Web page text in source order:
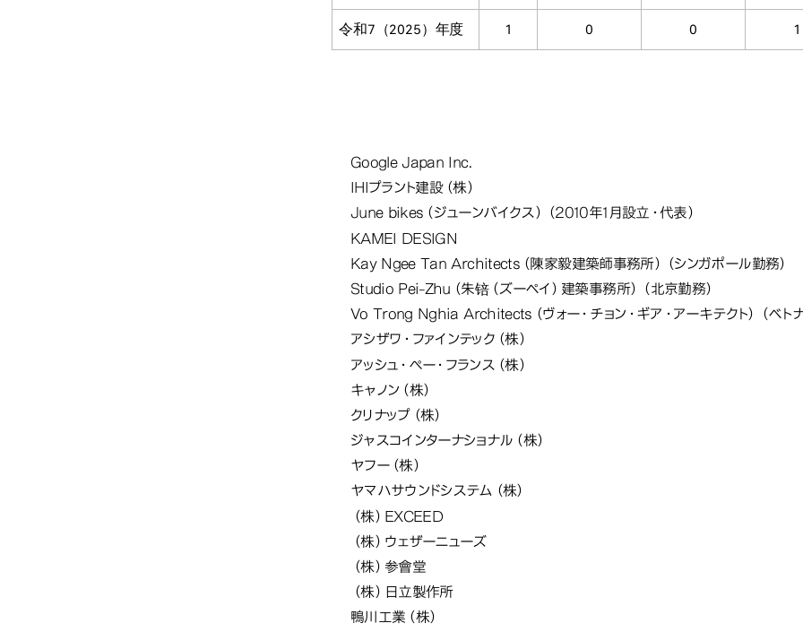
令和7（2025）年度 1 0 0 1
交換留学生（派遣）の本学卒業後の主な就職先
Google Japan Inc.
IHIプラント建設（株）
June bikes（ジューンバイクス）（2010年1月設立・代表）
KAMEI DESIGN
Kay Ngee Tan Architects（陳家毅建築師事務所）（シンガポール勤務）
Studio Pei-Zhu（朱锫（ズーペイ）建築事務所）（北京勤務）
Vo Trong Nghia Architects（ヴォー・チョン・ギア・アーキテクト）（ベトナ
アシザワ・ファインテック（株）
アッシュ・ぺー・フランス（株）
キャノン（株）
クリナップ（株）
ジャスコインターナショナル（株）
ヤフー（株）
ヤマハサウンドシステム（株）
（株）EXCEED
（株）ウェザーニューズ
（株）参會堂
（株）日立製作所
鴨川工業（株）